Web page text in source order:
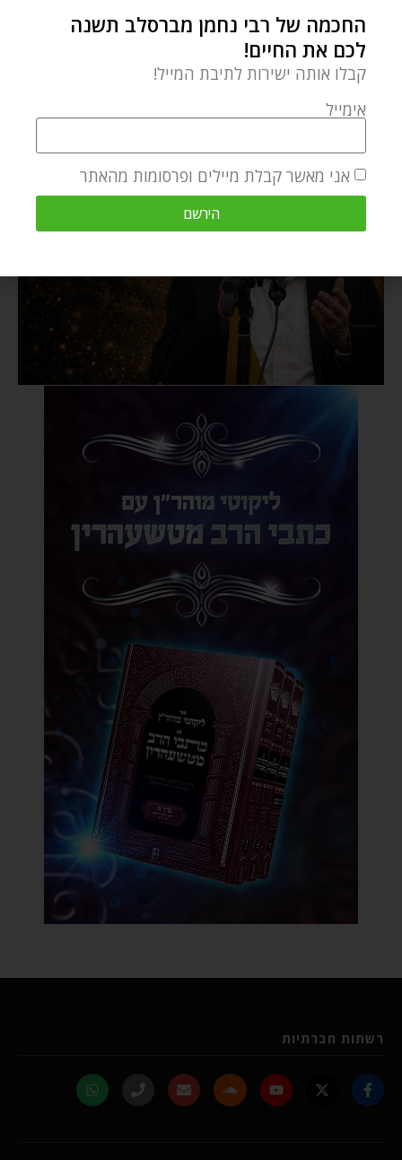
רשתות חברתיות
החכמה של רבי נחמן מברסלב תשנה
לכם את החיים!
קבלו אותה ישירות לתיבת המייל!
אימייל
אני מאשר קבלת מיילים ופרסומות מהאתר
הירשם